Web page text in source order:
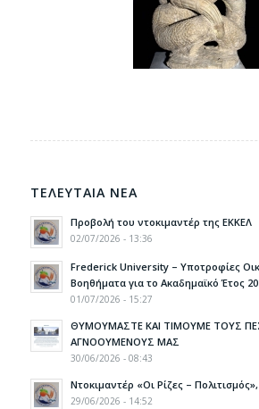
ΤΕΛΕΥΤΑΙΑ ΝΕΑ
Προβολή του ντοκιμαντέρ της ΕΚΚΕΛ
02/07/2026 - 13:36
Frederick University – Υποτροφίες
Βοηθήματα για το Ακαδημαϊκό Έτος
01/07/2026 - 15:27
ΘΥΜΟΥΜΑΣΤΕ ΚΑΙ ΤΙΜΟΥΜΕ ΤΟΥΣ
ΑΓΝΟΟΥΜΕΝΟΥΣ ΜΑΣ
30/06/2026 - 08:43
Ντοκιμαντέρ «Οι Ρίζες – Πολιτισμός»,
29/06/2026 - 14:52